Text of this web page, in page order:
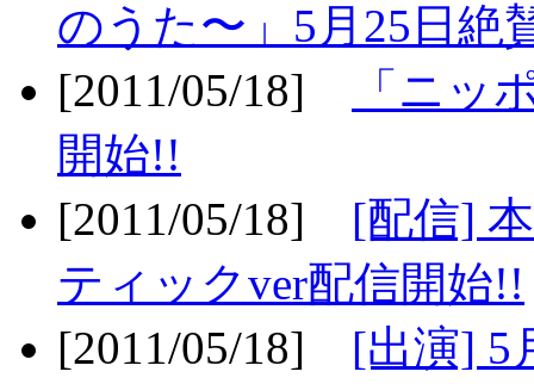
のうた〜」5月25日絶
[2011/05/18]
「ニッ
開始!!
[2011/05/18] [配信]
ティックver配信開始!!
[2011/05/18] [出演] 5